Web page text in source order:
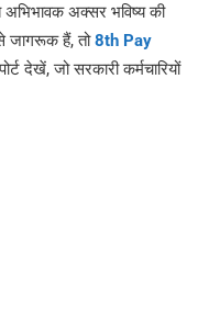
अक्सर भविष्य की
जागरूक हैं, तो8th Pay
देखें, जो सरकारी कर्मचारियों